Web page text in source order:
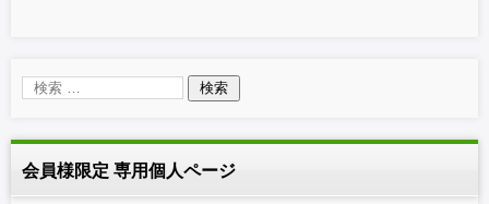
会員様限定 専用個人ページ